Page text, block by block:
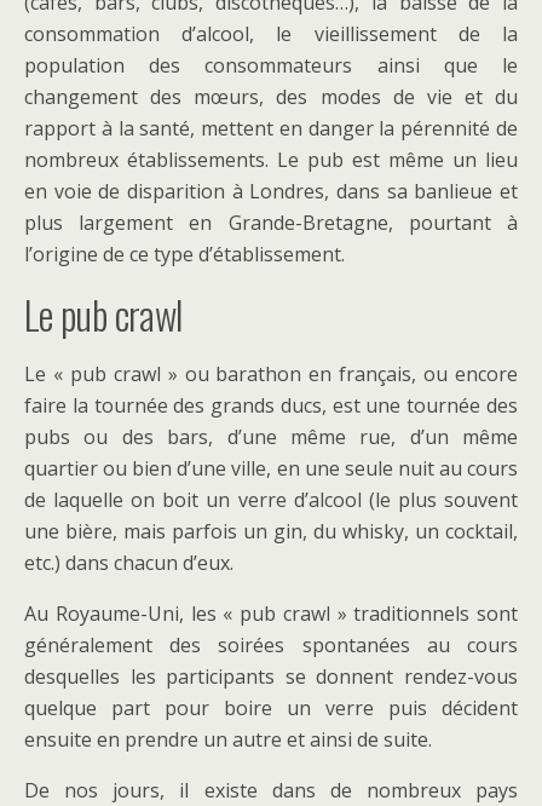
consommation d’alcool, le vieillissement de la
population des consommateurs ainsi que le
changement des mœurs, des modes de vie et du
rapport à la santé, mettent en danger la pérennité de
nombreux établissements. Le pub est même un lieu
en voie de disparition à Londres, dans sa banlieue et
plus largement en Grande-Bretagne, pourtant à
l’origine de ce type d’établissement.
Le pub crawl
Le « pub crawl » ou barathon en français, ou encore
faire la tournée des grands ducs, est une tournée des
pubs ou des bars, d’une même rue, d’un même
quartier ou bien d’une ville, en une seule nuit au cours
de laquelle on boit un verre d’alcool (le plus souvent
une bière, mais parfois un gin, du whisky, un cocktail,
etc.) dans chacun d’eux.
Au Royaume-Uni, les « pub crawl » traditionnels sont
généralement des soirées spontanées au cours
desquelles les participants se donnent rendez-vous
quelque part pour boire un verre puis décident
ensuite en prendre un autre et ainsi de suite.
De nos jours, il existe dans de nombreux pays